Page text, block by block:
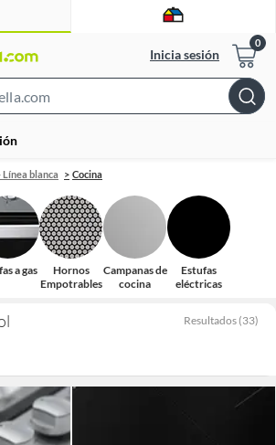
Inicia sesión
Bar
blanca Cocina
a gas
Hornos
Empotrables
Campanas de
cocina
Estufas
eléctricas
Resultados (33)